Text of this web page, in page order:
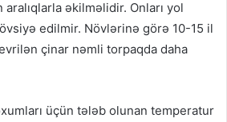
əkilməlidir. Onları yol
edilmir. Növlərinə görə 10-15 il
çinar nəmli torpaqda daha
üçün tələb olunan temperatur